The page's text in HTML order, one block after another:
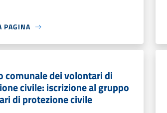
PAGINA
comunale dei volontari di
civile: iscrizione al gruppo
di protezione civile